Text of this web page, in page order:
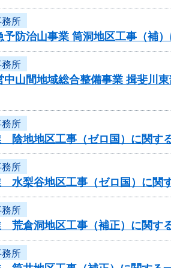
所
予防治山事業 筒洞地区工事（補
所
中山間地域総合整備事業 揖斐川
所
陰地地区工事（ゼロ国）に関す
所
水梨谷地区工事（ゼロ国）に関
所
荒倉洞地区工事（補正）に関す
所